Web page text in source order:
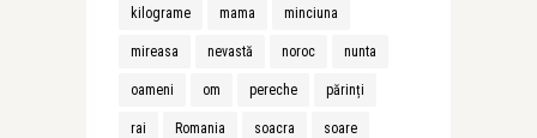
kilograme mama minciuna
mireasa nevastă noroc nunta
oameni om pereche părinți
rai Romania soacra soare